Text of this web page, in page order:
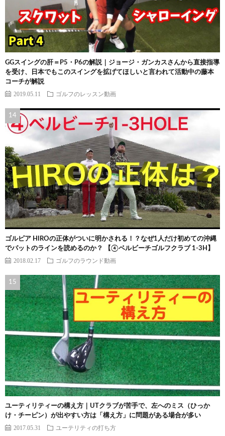
GGスイングの肝＝P5・P6の解説｜ジョージ・ガンカスさんから直接指導
を受け、日本でもこのスイングを拡げてほしいと言われて活動中の藤本
コーチが解説
2019.05.11 ゴルフのレッスン動画
ゴルピア HIROの正体がついに明かされる！？なぜ1人だけ初めての沖縄
でパットのラインを読めるのか？ 【④ベルビーチゴルフクラブ 1-3H】
2018.02.17 ゴルフのラウンド動画
ユーティリティーの構え方｜UTクラブが苦手で、左へのミス（ひっか
け・チーピン）が出やすい方は「構え方」に問題がある場合が多い
2017.05.31 ユーテリティの打ち方